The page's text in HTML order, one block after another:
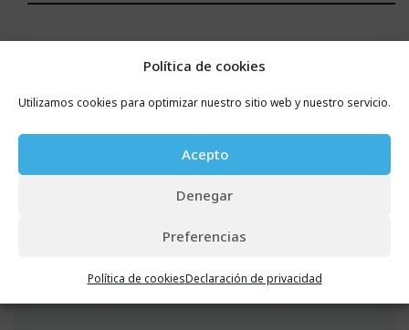
Política de cookies
Utilizamos cookies para optimizar nuestro sitio web y nuestro servicio.
Acepto
Denegar
Preferencias
Política de cookiesDeclaración de privacidad
el 8 marzo, 2021 a las 22:29
Estaria doblemente feliz si son ellas las que hoy nos